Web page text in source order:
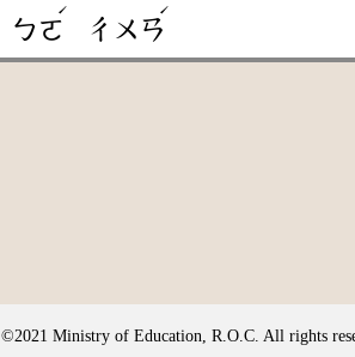
ㄅㄛ
ˊ
ㄔㄨㄢ
ˊ
©2021 Ministry of Education, R.O.C. All rights